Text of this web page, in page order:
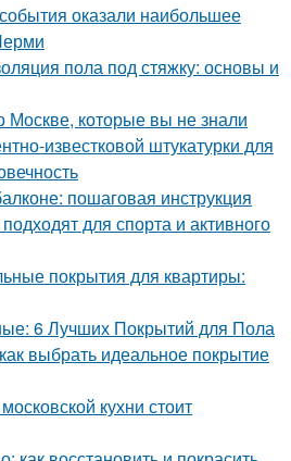
оказали наибольшее
пола под стяжку: основы и
которые вы не знали
известковой штукатурки для
пошаговая инструкция
для спорта и активного
покрытия для квартиры:
6 Лучших Покрытий для Пола
выбрать идеальное покрытие
кухни стоит